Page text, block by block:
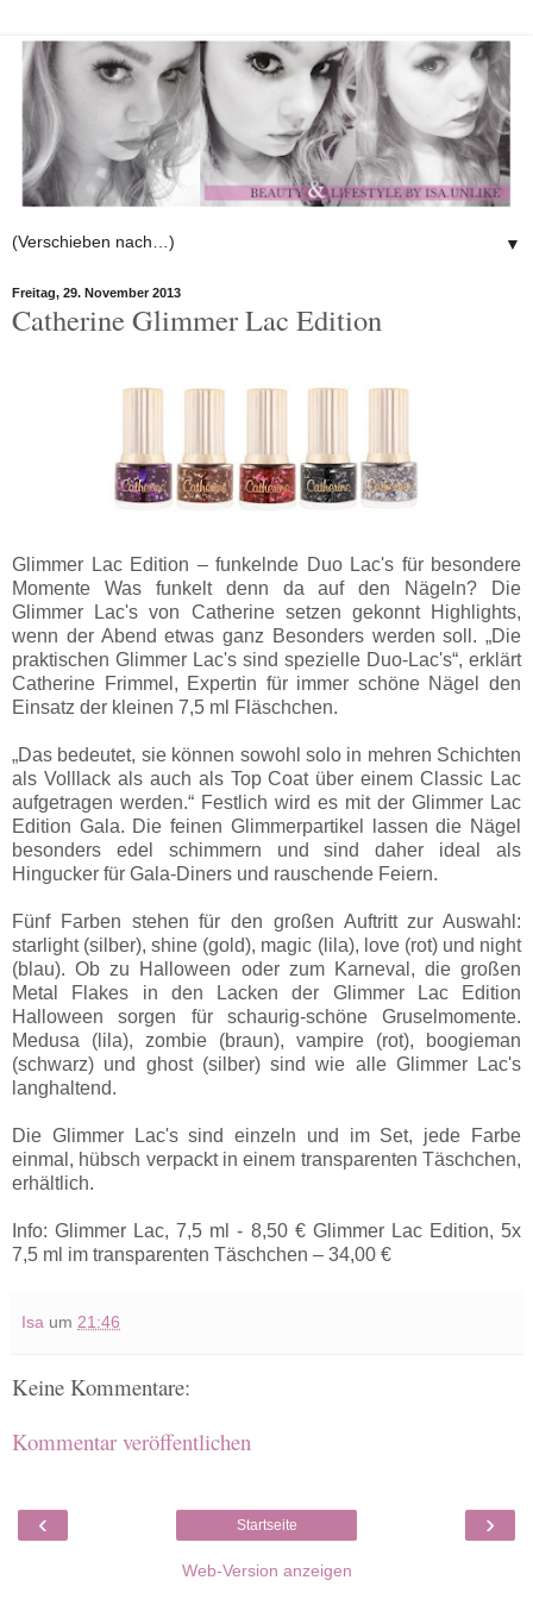
▼
Freitag, 29. November 2013
Catherine Glimmer Lac Edition
Glimmer Lac Edition – funkelnde Duo Lac's für besondere
Momente Was funkelt denn da auf den Nägeln? Die
Glimmer Lac's von Catherine setzen gekonnt Highlights,
wenn der Abend etwas ganz Besonders werden soll. „Die
praktischen Glimmer Lac's sind spezielle Duo-Lac's“, erklärt
Catherine Frimmel, Expertin für immer schöne Nägel den
Einsatz der kleinen 7,5 ml Fläschchen.
„Das bedeutet, sie können sowohl solo in mehren Schichten
als Volllack als auch als Top Coat über einem Classic Lac
aufgetragen werden.“ Festlich wird es mit der Glimmer Lac
Edition Gala. Die feinen Glimmerpartikel lassen die Nägel
besonders edel schimmern und sind daher ideal als
Hingucker für Gala-Diners und rauschende Feiern.
Fünf Farben stehen für den großen Auftritt zur Auswahl:
starlight (silber), shine (gold), magic (lila), love (rot) und night
(blau). Ob zu Halloween oder zum Karneval, die großen
Metal Flakes in den Lacken der Glimmer Lac Edition
Halloween sorgen für schaurig-schöne Gruselmomente.
Medusa (lila), zombie (braun), vampire (rot), boogieman
(schwarz) und ghost (silber) sind wie alle Glimmer Lac's
langhaltend.
Die Glimmer Lac's sind einzeln und im Set, jede Farbe
einmal, hübsch verpackt in einem transparenten Täschchen,
erhältlich.
Info: Glimmer Lac, 7,5 ml - 8,50 € Glimmer Lac Edition, 5x
7,5 ml im transparenten Täschchen – 34,00 €
Isa um 21:46
Keine Kommentare:
Kommentar veröffentlichen
‹ ›
Startseite
Web-Version anzeigen